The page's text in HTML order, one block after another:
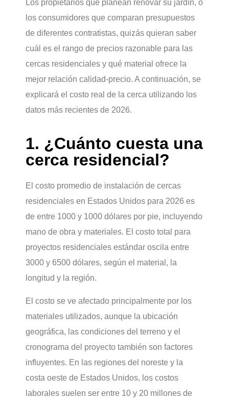
Los propietarios que planean renovar su jardín, o
los consumidores que comparan presupuestos
de diferentes contratistas, quizás quieran saber
cuál es el rango de precios razonable para las
cercas residenciales y qué material ofrece la
mejor relación calidad-precio. A continuación, se
explicará el costo real de la cerca utilizando los
datos más recientes de 2026.
1. ¿Cuánto cuesta una
cerca residencial?
El costo promedio de instalación de cercas
residenciales en Estados Unidos para 2026 es
de entre 1000 y 1000 dólares por pie, incluyendo
mano de obra y materiales. El costo total para
proyectos residenciales estándar oscila entre
3000 y 6500 dólares, según el material, la
longitud y la región.
El costo se ve afectado principalmente por los
materiales utilizados, aunque la ubicación
geográfica, las condiciones del terreno y el
cronograma del proyecto también son factores
influyentes. En las regiones del noreste y la
costa oeste de Estados Unidos, los costos
laborales suelen ser entre 10 y 20 millones de